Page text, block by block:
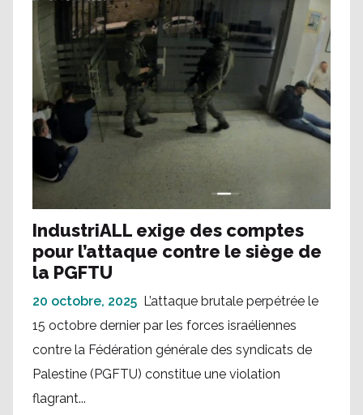
IndustriALL exige des comptes
pour l’attaque contre le siège de
la PGFTU
20 octobre, 2025 L’attaque brutale perpétrée le
15 octobre dernier par les forces israéliennes
contre la Fédération générale des syndicats de
Palestine (PGFTU) constitue une violation
flagrant...